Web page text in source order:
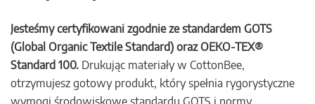
Jesteśmy certyfikowani zgodnie ze standardem GOTS
(Global Organic Textile Standard) oraz OEKO-TEX®
Standard 100. Drukując materiały w CottonBee,
otrzymujesz gotowy produkt, który spełnia rygorystyczne